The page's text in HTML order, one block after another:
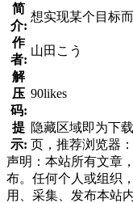
简
介:
想实现某个目标
作
者:
山田こう
解
压
码:
90likes
提
示:
隐藏区域即为下
页，推荐浏览器
声明：本站所有文章
布。任何个人或组织
用、采集、发布本站